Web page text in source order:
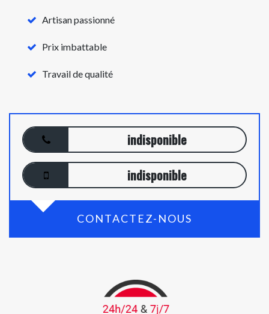
Artisan passionné
Prix imbattable
Travail de qualité
indisponible
indisponible
CONTACTEZ-NOUS